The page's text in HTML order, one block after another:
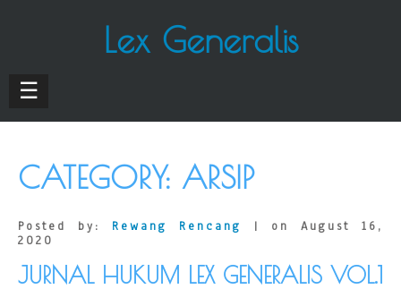
Lex Generalis
☰
CATEGORY: ARSIP
Posted by: Rewang Rencang
| on August 16,
2020
JURNAL HUKUM LEX GENERALIS VOL.1